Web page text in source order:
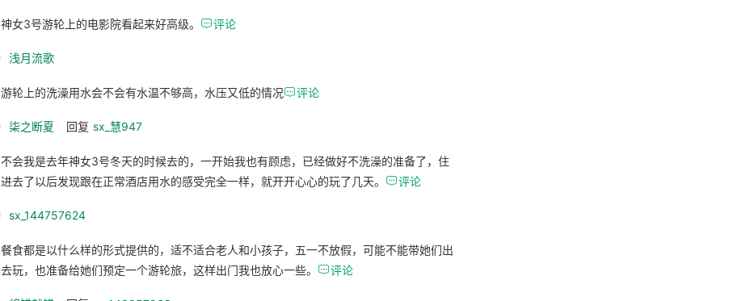
神女3号游轮上的电影院看起来好高级。 评论
浅月流歌
游轮上的洗澡用水会不会有水温不够高，水压又低的情况评论
柒之断夏 回复 sx_慧947
不会我是去年神女3号冬天的时候去的，一开始我也有顾虑，已经做好不洗澡的准备了，住
进去了以后发现跟在正常酒店用水的感受完全一样，就开开心心的玩了几天。 评论
sx_144757624
餐食都是以什么样的形式提供的，适不适合老人和小孩子，五一不放假，可能不能带她们出
去玩，也准备给她们预定一个游轮旅，这样出门我也放心一些。 评论